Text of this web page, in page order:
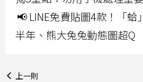
📢 LINE免費貼圖4款！「蛤
半年、熊大兔兔動態圖超Q
上一則